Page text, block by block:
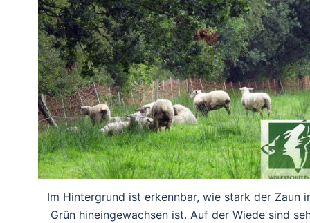
Im Hintergrund ist erkennbar, wie stark der Zaun
Grün hineingewachsen ist. Auf der Wiede sind